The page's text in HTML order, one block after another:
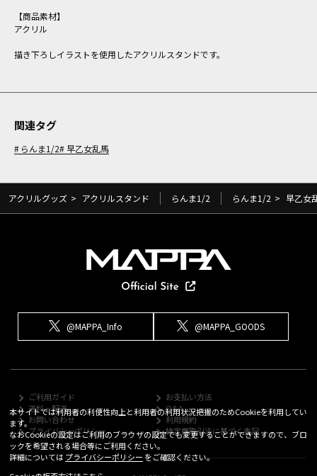
【商品素材】
アクリル
描き下ろしイラストを使用したアクリルスタンドです。
関連タグ
らんま1/2 早乙女乱馬
アクリルグッズ > アクリルスタンド らんま1/2 らんま1/2 > 早乙女
@MAPPA_Info @MAPPA_GOODS
ご利用ガイド
お支払い方法
送料・配送
Q&A
お問い合わせ
利用規約
プライバシーポリシー
特定商取引法に基づく表記
本サイトでは利用者の利便性向上と利用者の利用状況把握のためCookieを利用してい
ます。
なおCookieの設定はご利用のブラウザの設定でも変更することができますので、ブロ
ックを希望される場合等にご利用ください。
詳細についてはプライバシーポリシーをご確認ください。